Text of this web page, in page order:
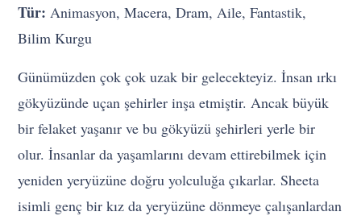
Tür: Animasyon, Macera, Dram, Aile, Fantastik,
Bilim Kurgu
Günümüzden çok çok uzak bir gelecekteyiz. İnsan ırkı
gökyüzünde uçan şehirler inşa etmiştir. Ancak büyük
bir felaket yaşanır ve bu gökyüzü şehirleri yerle bir
olur. İnsanlar da yaşamlarını devam ettirebilmek için
yeniden yeryüzüne doğru yolculuğa çıkarlar. Sheeta
isimli genç bir kız da yeryüzüne dönmeye çalışanlardan